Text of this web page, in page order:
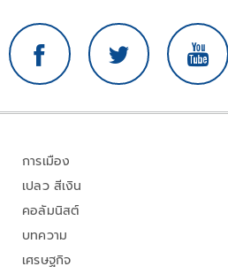
การเมือง
เปลว สีเงิน
คอลัมนิสต์
บทความ
เศรษฐกิจ